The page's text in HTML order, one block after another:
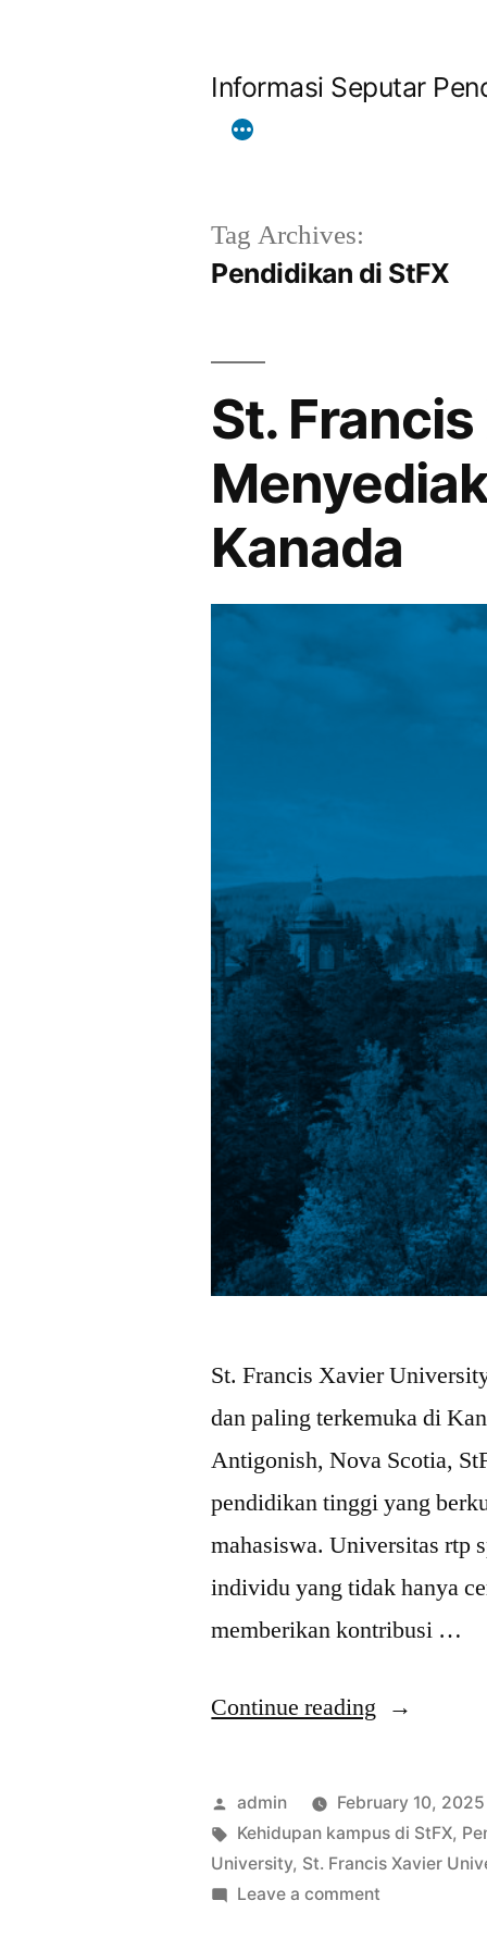
Informasi Seputar
Tag Archives:
Pendidikan di StFX
St.
Kanada
St. Francis Xavier
dan paling terkemuka di
Antigonish, Nova Scotia,
pendidikan tinggi yang
mahasiswa. Universitas rtp
individu yang tidak hanya
memberikan kontribusi …
Continue reading “St.
Xavier
University:
Posted
by
admin February 10, 2025
Tags:
Kehidupan kampus di StFX,
University, St. Francis Xavier
Leave a comment